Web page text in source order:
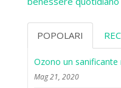
POPOLARI
Ozono un sanificante
Mag 21, 2020